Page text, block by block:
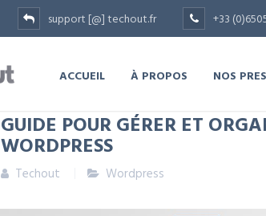
support [@] techout.fr +33
ACCUEIL À PROPOS NOS
GUIDE POUR GÉRER ET
WORDPRESS
Techout Wordpress